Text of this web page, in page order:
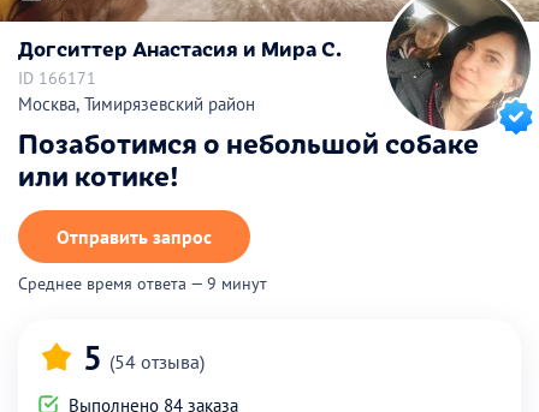
Догситтер Анастасия и Мира С.
ID 166171
Москва, Тимирязевский район
Позаботимся о небольшой собаке
или котике!
Отправить запрос
Среднее время ответа — 9 минут
5 (54 отзыва)
Выполнено 84 заказа